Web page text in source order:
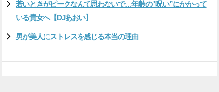
若いときがピークなんて思わないで…年齢の”呪い”にかかって
いる貴女へ【DJあおい】
男が美人にストレスを感じる本当の理由